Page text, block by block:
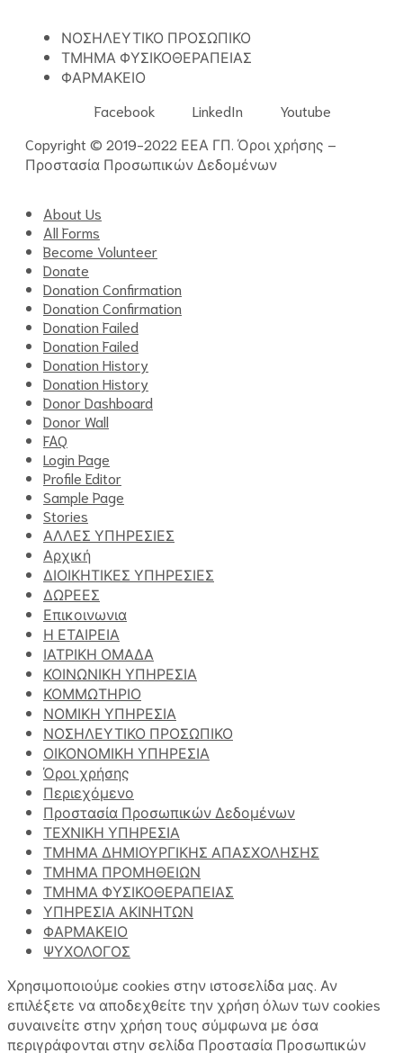
ΝΟΣΗΛΕΥΤΙΚΟ ΠΡΟΣΩΠΙΚΟ
ΤΜΗΜΑ ΦΥΣΙΚΟΘΕΡΑΠΕΙΑΣ
ΦΑΡΜΑΚΕΙΟ
Facebook
LinkedIn
Youtube
Copyright © 2019-2022 ΕΕΑ ΓΠ. Όροι χρήσης –
Προστασία Προσωπικών Δεδομένων
About Us
All Forms
Become Volunteer
Donate
Donation Confirmation
Donation Confirmation
Donation Failed
Donation Failed
Donation History
Donation History
Donor Dashboard
Donor Wall
FAQ
Login Page
Profile Editor
Sample Page
Stories
ΑΛΛΕΣ ΥΠΗΡΕΣΙΕΣ
Αρχική
ΔΙΟΙΚΗΤΙΚΕΣ ΥΠΗΡΕΣΙΕΣ
ΔΩΡΕΕΣ
Επικοινωνια
Η ΕΤΑΙΡΕΙΑ
ΙΑΤΡΙΚΗ ΟΜΑΔΑ
ΚΟΙΝΩΝΙΚΗ ΥΠΗΡΕΣΙΑ
ΚΟΜΜΩΤΗΡΙΟ
ΝΟΜΙΚΗ ΥΠΗΡΕΣΙΑ
ΝΟΣΗΛΕΥΤΙΚΟ ΠΡΟΣΩΠΙΚΟ
ΟΙΚΟΝΟΜΙΚΗ ΥΠΗΡΕΣΙΑ
Όροι χρήσης
Περιεχόμενο
Προστασία Προσωπικών Δεδομένων
ΤΕΧΝΙΚΗ ΥΠΗΡΕΣΙΑ
ΤΜΗΜΑ ΔΗΜΙΟΥΡΓΙΚΗΣ ΑΠΑΣΧΟΛΗΣΗΣ
ΤΜΗΜΑ ΠΡΟΜΗΘΕΙΩΝ
ΤΜΗΜΑ ΦΥΣΙΚΟΘΕΡΑΠΕΙΑΣ
ΥΠΗΡΕΣΙΑ ΑΚΙΝΗΤΩΝ
ΦΑΡΜΑΚΕΙΟ
ΨΥΧΟΛΟΓΟΣ
Χρησιμοποιούμε cookies στην ιστοσελίδα μας. Αν
επιλέξετε να αποδεχθείτε την χρήση όλων των cookies
συναινείτε στην χρήση τους σύμφωνα με όσα
περιγράφονται στην σελίδα Προστασία Προσωπικών